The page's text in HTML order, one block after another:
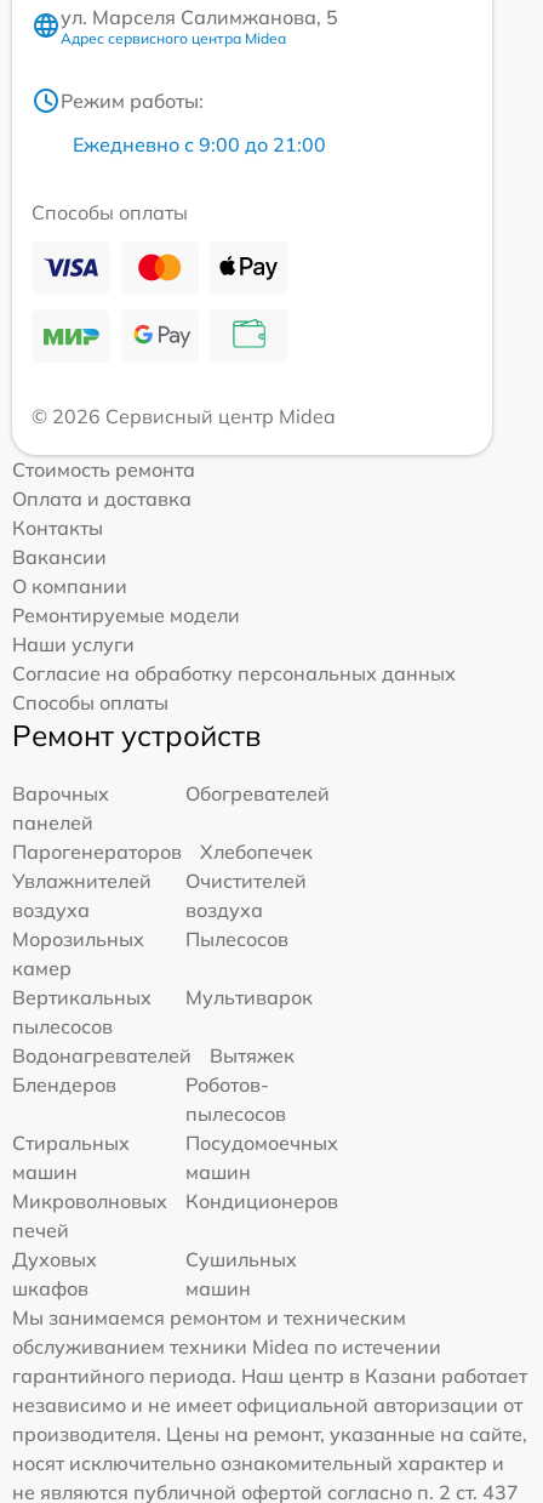
ул. Марселя Салимжанова, 5
Адрес сервисного центра Midea
Режим работы:
Ежедневно с 9:00 до 21:00
Способы оплаты
© 2026 Сервисный центр Midea
Стоимость ремонта
Оплата и доставка
Контакты
Вакансии
О компании
Ремонтируемые модели
Наши услуги
Согласие на обработку персональных данных
Способы оплаты
Ремонт устройств
Варочных
панелей
Обогревателей
Парогенераторов
Хлебопечек
Увлажнителей
воздуха
Очистителей
воздуха
Морозильных
камер
Пылесосов
Вертикальных
пылесосов
Мультиварок
Водонагревателей
Вытяжек
Блендеров
Роботов-
пылесосов
Стиральных
машин
Посудомоечных
машин
Микроволновых
печей
Кондиционеров
Духовых
шкафов
Сушильных
машин
Мы занимаемся ремонтом и техническим
обслуживанием техники Midea по истечении
гарантийного периода. Наш центр в Казани работает
независимо и не имеет официальной авторизации от
производителя. Цены на ремонт, указанные на сайте,
носят исключительно ознакомительный характер и
не являются публичной офертой согласно п. 2 ст. 437